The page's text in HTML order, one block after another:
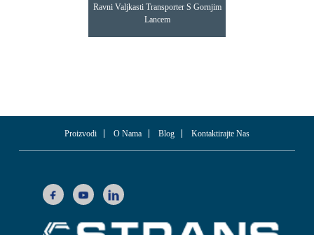
Ravni Valjkasti Transporter S Gornjim
Lancem
Proizvodi O Nama Blog Kontaktirajte Nas